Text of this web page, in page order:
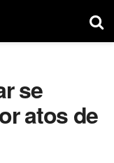
se
atos de